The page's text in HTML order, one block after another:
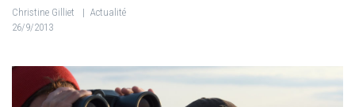
Christine Gilliet | Actualité
26/9/2013